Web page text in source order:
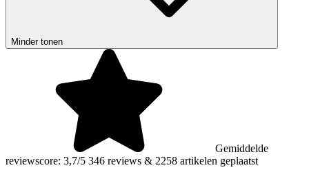
Minder tonen
Gemiddelde
reviewscore: 3,7/5 346 reviews & 2258 artikelen geplaatst